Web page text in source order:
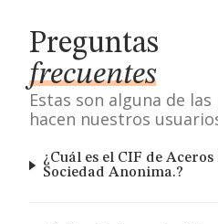
Preguntas
frecuentes
Estas son alguna de
hacen nuestros
¿Cuál es el CIF de
Sociedad Anonima.?